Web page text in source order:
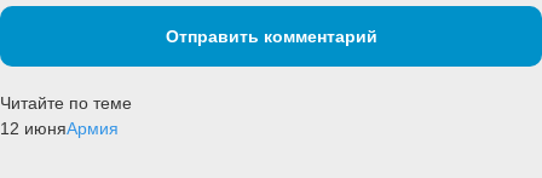
Отправить комментарий
Читайте по теме
12 июняАрмия